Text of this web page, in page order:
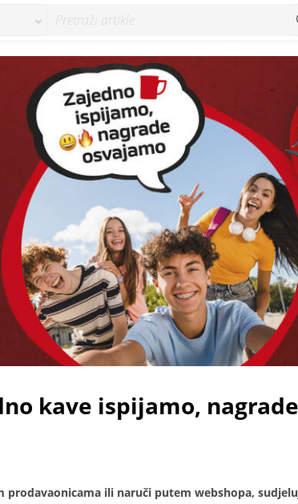
kave ispijamo,
prodavaonicama ili naruči putem webshopa,